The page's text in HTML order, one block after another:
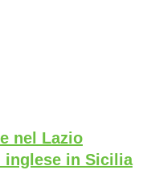
nel Lazio
inglese in Sicilia